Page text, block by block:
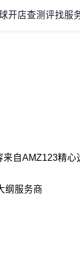
开店查测评找服
自AMZ123精
纲 服务商